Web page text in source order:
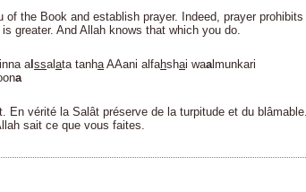
the Book and establish prayer. Indeed, prayer prohibits
greater. And Allah knows that which you do.
alssalata tanha AAani alfahshai waalmunkari
a
vérité la Salât préserve de la turpitude et du blâmable.
sait ce que vous faites.